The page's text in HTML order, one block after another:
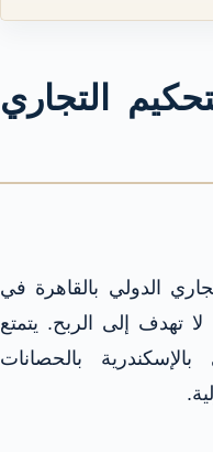
التجاري
الدولي بالقاهرة في
لا تهدف إلى الربح. يتمتع
بالحصانات